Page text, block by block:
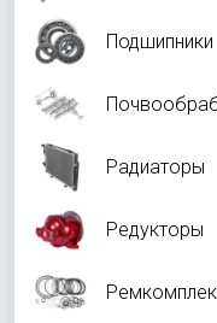
Подшипники
Радиаторы
Редукторы